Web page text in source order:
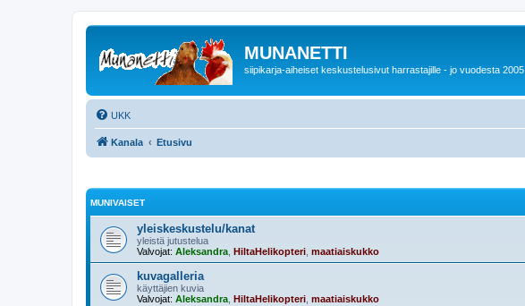
MUNANETTI
siipikarja-aiheiset keskustelusivut harrastajille - jo vuodesta 2005
UKK
Kanala Etusivu
MUNIVAISET
yleiskeskustelu/kanat
yleistä jutustelua
Valvojat: Aleksandra HiltaHelikopteri maatiaiskukko
kuvagalleria
käyttäjien kuvia
Valvojat: Aleksandra HiltaHelikopteri maatiaiskukko